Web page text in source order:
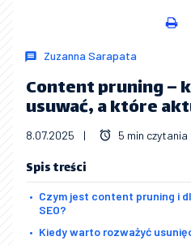
Zuzanna Sarapata
Content pruning –
usuwać, a które
8.07.2025 | 5 min czytania
Spis treści
Czym jest content pruning i
SEO?
Kiedy warto rozważyć